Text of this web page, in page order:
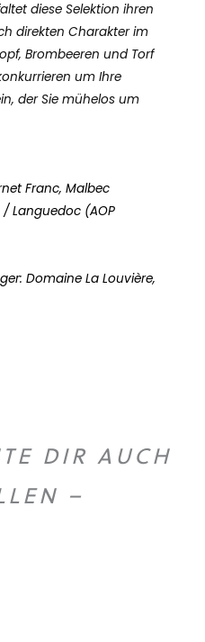
diese Selektion ihren
direkten Charakter im
Brombeeren und Torf
um Ihre
der Sie mühelos um
Franc, Malbec
Languedoc (AOP
Domaine La Louvière,
DIR AUCH
–